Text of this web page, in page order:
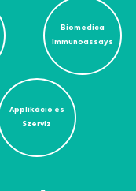
Biomedica
Immunoassays
Applikáció és
Szerviz